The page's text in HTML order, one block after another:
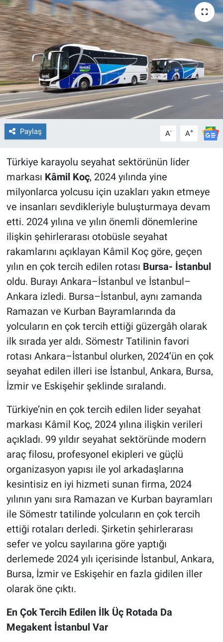
Paylaş A- A+
Türkiye karayolu seyahat sektörünün lider
markası Kâmil Koç, 2024 yılında yine
milyonlarca yolcusu için uzakları yakın etmeye
ve insanları sevdikleriyle buluşturmaya devam
etti. 2024 yılına ve yılın önemli dönemlerine
ilişkin şehirlerarası otobüsle seyahat
rakamlarını açıklayan Kâmil Koç göre, geçen
yılın en çok tercih edilen rotası Bursa- İstanbul
oldu. Burayı Ankara–İstanbul ve İstanbul–
Ankara izledi. Bursa–İstanbul, aynı zamanda
Ramazan ve Kurban Bayramlarında da
yolcuların en çok tercih ettiği güzergâh olarak
ilk sırada yer aldı. Sömestr Tatilinin favori
rotası Ankara–İstanbul olurken, 2024’ün en çok
seyahat edilen illeri ise İstanbul, Ankara, Bursa,
İzmir ve Eskişehir şeklinde sıralandı.
Türkiye’nin en çok tercih edilen lider seyahat
markası Kâmil Koç, 2024 yılına ilişkin verileri
açıkladı. 99 yıldır seyahat sektöründe modern
araç filosu, profesyonel ekipleri ve güçlü
organizasyon yapısı ile yol arkadaşlarına
kesintisiz en iyi hizmeti sunan firma, 2024
yılının yanı sıra Ramazan ve Kurban bayramları
ile Sömestr tatilinde yolcuların en çok tercih
ettiği rotaları derledi. Şirketin şehirlerarası
sefer ve yolcu sayılarına göre yaptığı
derlemede 2024 yılı içerisinde İstanbul, Ankara,
Bursa, İzmir ve Eskişehir en fazla gidilen iller
olarak öne çıktı.
En Çok Tercih Edilen İlk Üç Rotada Da
Megakent İstanbul Var